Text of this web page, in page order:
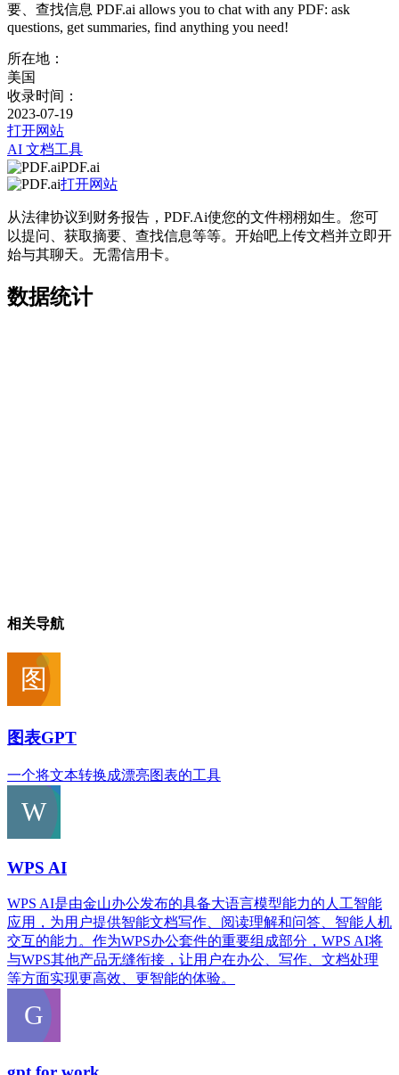
要、查找信息 PDF.ai allows you to chat with any PDF: ask
questions, get summaries, find anything you need!
所在地：
美国
收录时间：
2023-07-19
打开网站
AI 文档工具
PDF.ai
打开网站
从法律协议到财务报告，PDF.Ai使您的文件栩栩如生。您可
以提问、获取摘要、查找信息等等。开始吧上传文档并立即开
始与其聊天。无需信用卡。
数据统计
相关导航
图表GPT
一个将文本转换成漂亮图表的工具
WPS AI
WPS AI是由金山办公发布的具备大语言模型能力的人工智能
应用，为用户提供智能文档写作、阅读理解和问答、智能人机
交互的能力。作为WPS办公套件的重要组成部分，WPS AI将
与WPS其他产品无缝衔接，让用户在办公、写作、文档处理
等方面实现更高效、更智能的体验。